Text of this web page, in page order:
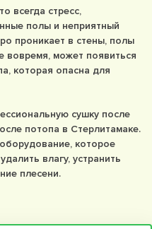
всегда стресс,
полы и неприятный
проникает в стены, полы
вовремя, может появиться
которая опасна для
сушку после
потопа в Стерлитамаке.
которое
влагу, устранить
плесени.